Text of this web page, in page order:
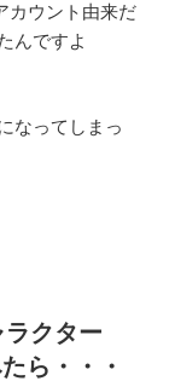
カウント由来だ
んですよ
なってしまっ
クター
ら・・・